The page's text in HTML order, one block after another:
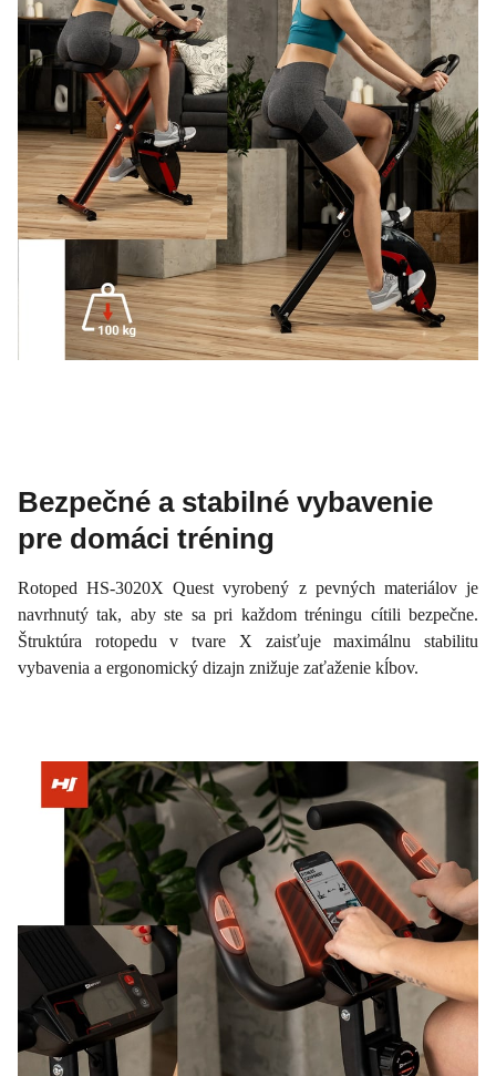
Bezpečné a stabilné vybavenie
pre domáci tréning
Rotoped HS-3020X Quest vyrobený z pevných materiálov je
navrhnutý tak, aby ste sa pri každom tréningu cítili bezpečne.
Štruktúra rotopedu v tvare X zaisťuje maximálnu stabilitu
vybavenia a ergonomický dizajn znižuje zaťaženie kĺbov.